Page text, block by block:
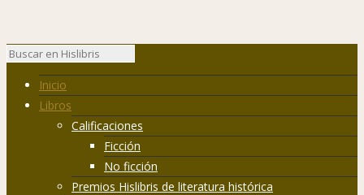
Inicio
Libros
Calificaciones
Ficción
No ficción
Premios Hislibris de literatura histórica